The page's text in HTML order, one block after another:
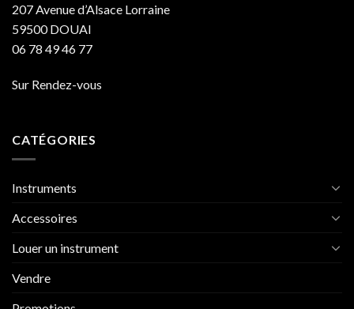
207 Avenue d’Alsace Lorraine
59500 DOUAI
06 78 49 46 77
Sur Rendez-vous
CATÉGORIES
Instruments
Accessoires
Louer un instrument
Vendre